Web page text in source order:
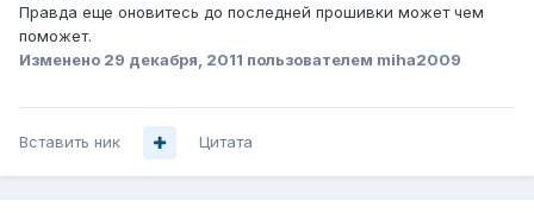
Правда еще оновитесь до последней прошивки может чем
поможет.
Изменено 29 декабря, 2011 пользователем miha2009
Вставить ник Цитата